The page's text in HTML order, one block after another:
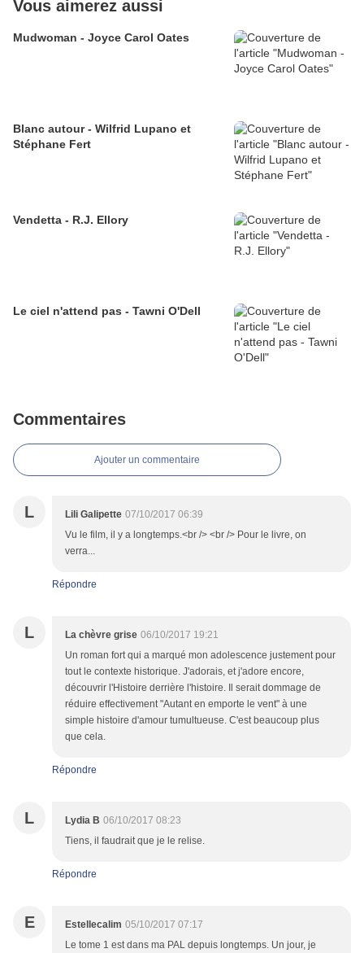
Vous aimerez aussi
Mudwoman - Joyce Carol Oates
Blanc autour - Wilfrid Lupano et
Stéphane Fert
Vendetta - R.J. Ellory
Le ciel n'attend pas - Tawni O'Dell
Commentaires
Ajouter un commentaire
L Lili Galipette 07/10/2017 06:39
Vu le film, il y a longtemps.<br /> <br /> Pour le livre, on
verra...
Répondre
L La chèvre grise 06/10/2017 19:21
Un roman fort qui a marqué mon adolescence justement pour
tout le contexte historique. J'adorais, et j'adore encore,
découvrir l'Histoire derrière l'histoire. Il serait dommage de
réduire effectivement "Autant en emporte le vent" à une
simple histoire d'amour tumultueuse. C'est beaucoup plus
que cela.
Répondre
L Lydia B 06/10/2017 08:23
Tiens, il faudrait que je le relise.
Répondre
E Estellecalim 05/10/2017 07:17
Le tome 1 est dans ma PAL depuis longtemps. Un jour, je